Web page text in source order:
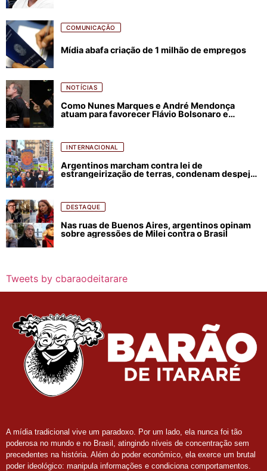
COMUNICAÇÃO
Mídia abafa criação de 1 milhão de empregos
NOTÍCIAS
Como Nunes Marques e André Mendonça
atuam para favorecer Flávio Bolsonaro e
INTERNACIONAL
Argentinos marcham contra lei de
estrangeirização de terras, condenam despejos
DESTAQUE
Nas ruas de Buenos Aires, argentinos opinam
sobre agressões de Milei contra o Brasil
Tweets by cbaraodeitarare
A mídia tradicional vive um paradoxo. Por um lado, ela nunca foi tão
poderosa no mundo e no Brasil, atingindo níveis de concentração sem
precedentes na história. Além do poder econômico, ela exerce um brutal
poder ideológico: manipula informações e condiciona comportamentos.